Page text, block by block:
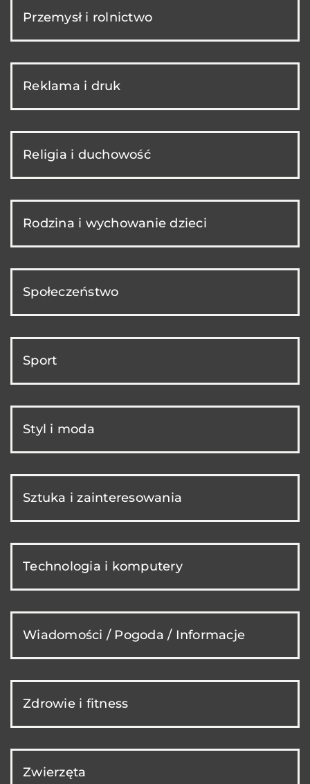
Przemysł i rolnictwo
Reklama i druk
Religia i duchowość
Rodzina i wychowanie dzieci
Społeczeństwo
Sport
Styl i moda
Sztuka i zainteresowania
Technologia i komputery
Wiadomości / Pogoda / Informacje
Zdrowie i fitness
Zwierzęta